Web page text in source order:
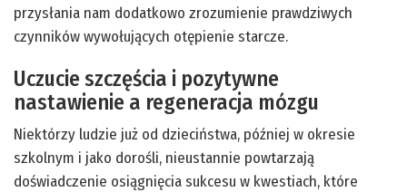
przysłania nam dodatkowo zrozumienie prawdziwych
czynników wywołujących otępienie starcze.
Uczucie szczęścia i pozytywne
nastawienie a regeneracja mózgu
Niektórzy ludzie już od dzieciństwa, później w okresie
szkolnym i jako dorośli, nieustannie powtarzają
doświadczenie osiągnięcia sukcesu w kwestiach, które